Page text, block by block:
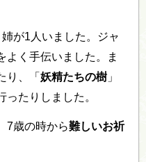
が1人いました。ジャ
よく手伝いました。ま
り、「妖精たちの樹 」
ったりしました。
7歳の時から難しいお祈